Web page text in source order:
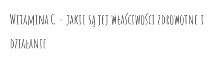
Witamina C – jakie są jej właściwości zdrowotne i
działanie